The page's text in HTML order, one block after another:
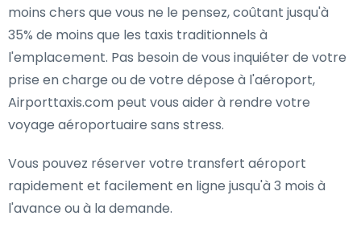
moins chers que vous ne le pensez, coûtant jusqu'à
35% de moins que les taxis traditionnels à
l'emplacement. Pas besoin de vous inquiéter de votre
prise en charge ou de votre dépose à l'aéroport,
Airporttaxis.com peut vous aider à rendre votre
voyage aéroportuaire sans stress.
Vous pouvez réserver votre transfert aéroport
rapidement et facilement en ligne jusqu'à 3 mois à
l'avance ou à la demande.